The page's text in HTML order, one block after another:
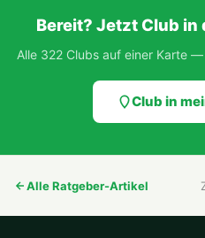
Bereit? Jetzt Club in
Alle 322 Clubs auf einer Karte
Club in
Alle Ratgeber-Artikel